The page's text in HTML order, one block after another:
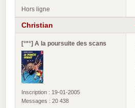
Hors ligne
Christian
[°*°] A la poursuite des scans
Inscription : 19-01-2005
Messages : 20 438